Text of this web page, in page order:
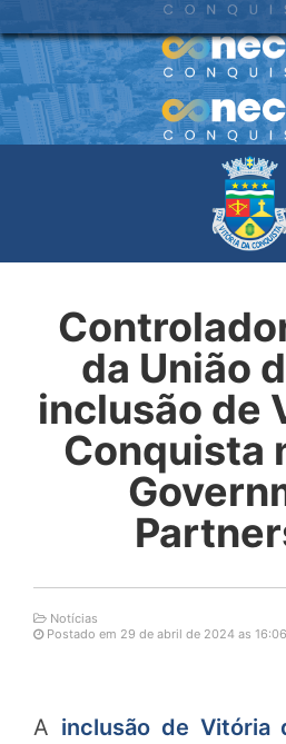
da União
inclusão de
Conquista
Notícias
Postado em 29 de abril de 2024 as
A inclusão de Vitória